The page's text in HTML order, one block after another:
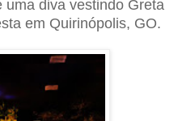
uma diva vestindo Greta
em Quirinópolis, GO.